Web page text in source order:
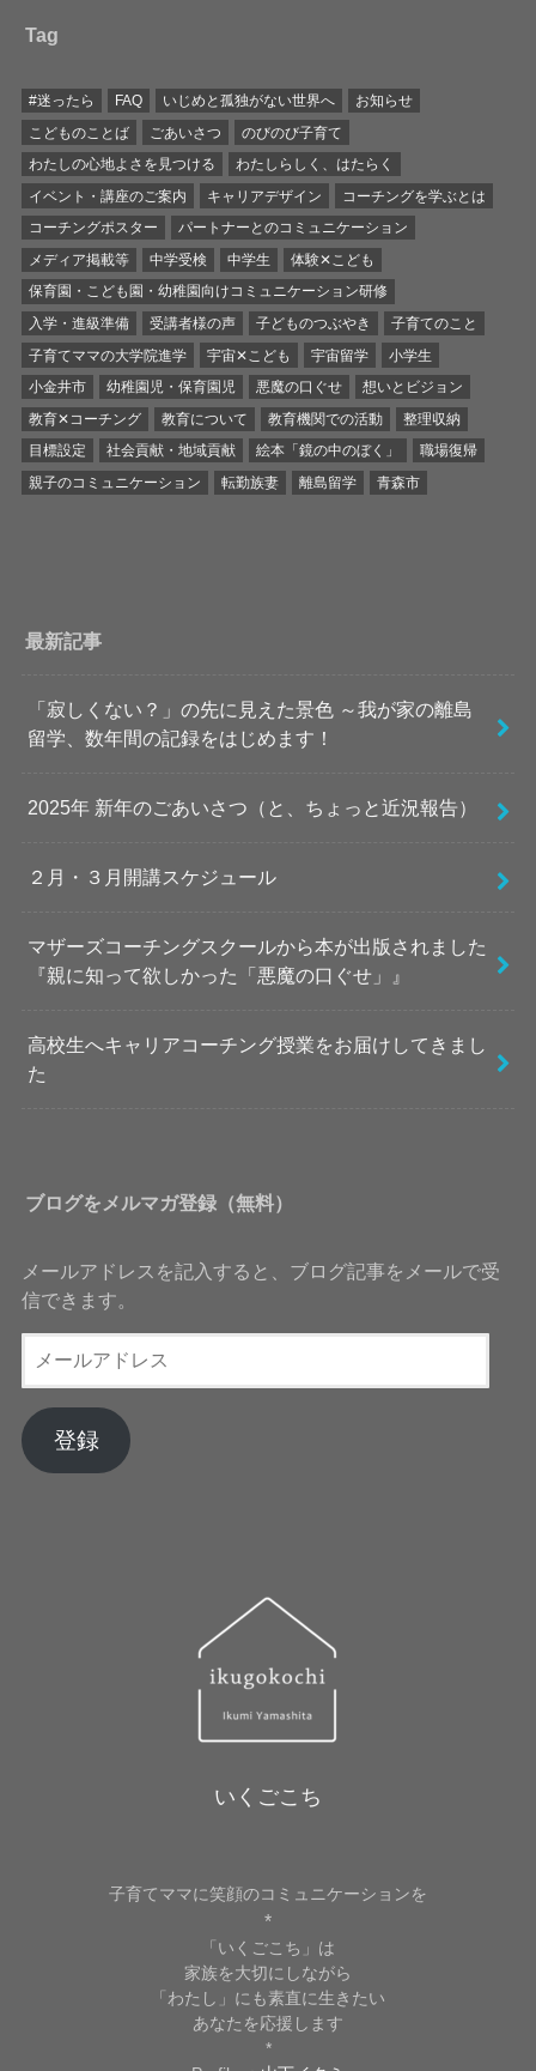
Tag
#迷ったら FAQ いじめと孤独がない世界へ
お知らせ
こどものことば
ごあいさつ
のびのび子育て
わたしの心地よさを見つける
わたしらしく、はたらく
イベント・講座のご案内
キャリアデザイン
コーチングを学ぶとは
コーチングポスター
パートナーとのコミュニケーション
メディア掲載等
中学受検 中学生
体験✕こども
保育園・こども園・幼稚園向けコミュニケーション研修
入学・進級準備
受講者様の声 子どものつぶやき
子育てのこと
子育てママの大学院進学
宇宙✕こども 宇宙留学
小学生
小金井市
幼稚園児・保育園児 悪魔の口ぐせ
想いとビジョン
教育✕コーチング
教育について 教育機関での活動
整理収納
目標設定
社会貢献・地域貢献 絵本「鏡の中のぼく」
職場復帰
親子のコミュニケーション
転勤族妻 離島留学 青森市
最新記事
「寂しくない？」の先に見えた景色 ～我が家の離島
留学、数年間の記録をはじめます！
2025年 新年のごあいさつ（と、ちょっと近況報告）
２月・３月開講スケジュール
マザーズコーチングスクールから本が出版されました
『親に知って欲しかった「悪魔の口ぐせ」』
高校生へキャリアコーチング授業をお届けしてきまし
た
ブログをメルマガ登録（無料）
メールアドレスを記入すると、ブログ記事をメールで受
信できます。
ー
ア
ド
登録
いくごこち
子育てママに笑顔のコミュニケーションを
*
「いくごこち」は
家族を大切にしながら
「わたし」にも素直に生きたい
あなたを応援します
*